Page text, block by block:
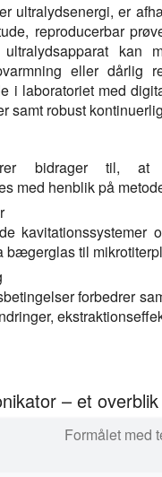
ultralydsenergi, er
reproducerbar
kan
eller dårlig
i laboratoriet med
samt robust
bidrager til,
med henblik på
bægerglas til
forbedrer
– et overblik
Formålet med